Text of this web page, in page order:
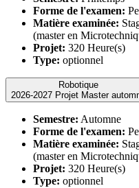
Forme de l'examen:
Matière examinée:
(master en
Projet: 320 Heure(s)
Type: optionnel
Robotique
2026-2027 Projet Master
Semestre: Automne
Forme de l'examen:
Matière examinée:
(master en
Projet: 320 Heure(s)
Type: optionnel